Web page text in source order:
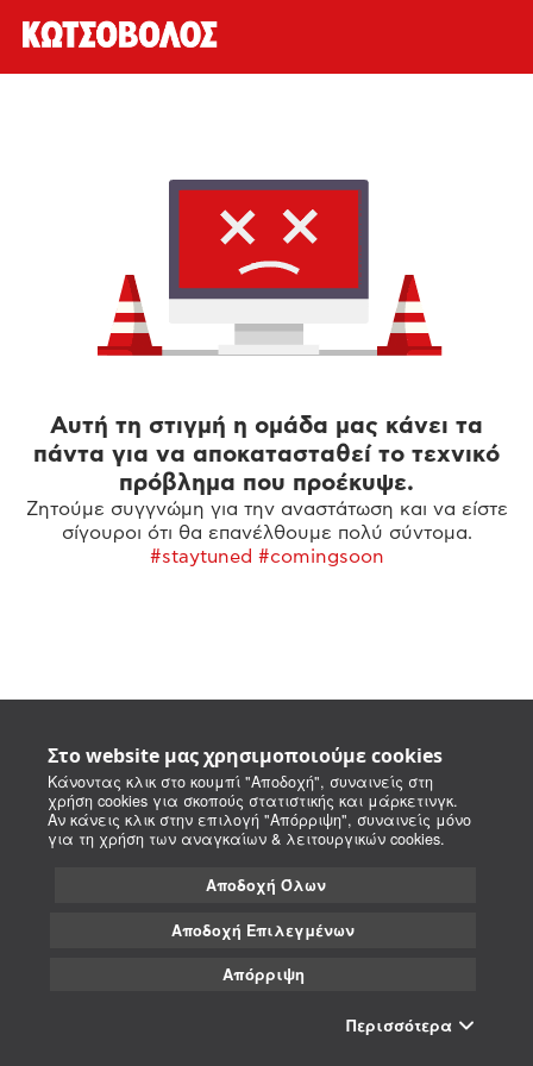
Στο website μας χρησιμοποιούμε cookies
Κάνοντας κλικ στο κουμπί "Αποδοχή", συναινείς στη
χρήση cookies για σκοπούς στατιστικής και μάρκετινγκ.
Αν κάνεις κλικ στην επιλογή "Απόρριψη", συναινείς μόνο
για τη χρήση των αναγκαίων & λειτουργικών cookies.
Αποδοχή Όλων
Αποδοχή Επιλεγμένων
Απόρριψη
Περισσότερα
Αυτή τη στιγμή η ομάδα μας κάνει τα
πάντα για να αποκατασταθεί το τεχνικό
πρόβλημα που προέκυψε.
Ζητούμε συγγνώμη για την αναστάτωση και να είστε
σίγουροι ότι θα επανέλθουμε πολύ σύντομα.
#staytuned #comingsoon